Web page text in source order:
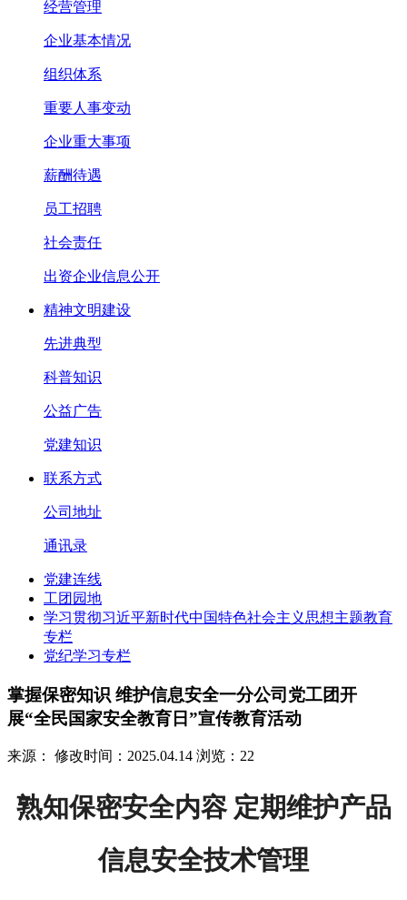
经营管理
企业基本情况
组织体系
重要人事变动
企业重大事项
薪酬待遇
员工招聘
社会责任
出资企业信息公开
精神文明建设
先进典型
科普知识
公益广告
党建知识
联系方式
公司地址
通讯录
党建连线
工团园地
学习贯彻习近平新时代中国特色社会主义思想主题教育
专栏
党纪学习专栏
掌握保密知识 维护信息安全一分公司党工团开
展“全民国家安全教育日”宣传教育活动
来源： 修改时间：2025.04.14 浏览：22
熟知保密安全内容 定期维护产品
信息安全技术管理